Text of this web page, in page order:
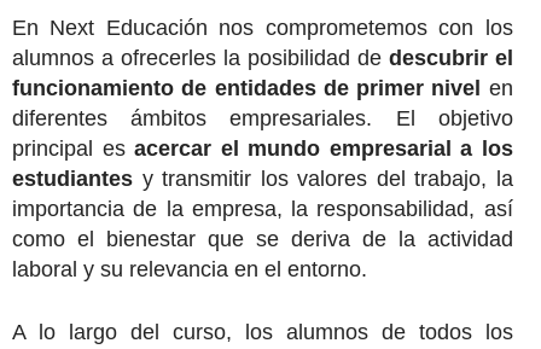
En Next Educación nos comprometemos con los
alumnos a ofrecerles la posibilidad de descubrir el
funcionamiento de entidades de primer nivel en
diferentes ámbitos empresariales. El objetivo
principal esacercar el mundo empresarial a los
estudiantes y transmitir los valores del trabajo, la
importancia de la empresa, la responsabilidad, así
como el bienestar que se deriva de la actividad
laboral y su relevancia en el entorno.
A lo largo del curso, los alumnos de todos los